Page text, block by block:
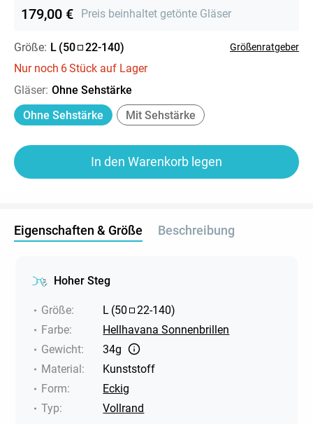
179,00 € Preis beinhaltet getönte Gläser
Größe: L (50 22-140) Größenratgeber
Nur noch 6Stück auf Lager
Gläser: Ohne Sehstärke
Ohne Sehstärke
Mit Sehstärke
In den Warenkorb legen
Eigenschaften & Größe Beschreibung
Hoher Steg
Größe: L (50 22-140)
Farbe:
Hellhavana Sonnenbrillen
Gewicht:
34g
Material:
Kunststoff
Form:
Eckig
Typ: Vollrand